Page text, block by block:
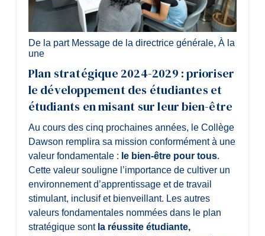
De la part Message de la directrice générale, À la
une
Plan stratégique 2024-2029 : prioriser
le développement des étudiantes et
étudiants en misant sur leur bien-être
Au cours des cinq prochaines années, le Collège
Dawson remplira sa mission conformément à une
valeur fondamentale : le bien-être pour tous.
Cette valeur souligne l’importance de cultiver un
environnement d’apprentissage et de travail
stimulant, inclusif et bienveillant. Les autres
valeurs fondamentales nommées dans le plan
stratégique sont la réussite étudiante,